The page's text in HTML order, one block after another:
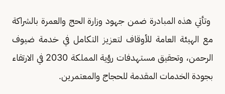
وتأتي هذه المبادرة ضمن جهود وزارة الحج والعمرة بالشراكة
مع الهيئة العامة للأوقاف لتعزيز التكامل في خدمة ضيوف
الرحمن، وتحقيق مستهدفات رؤية المملكة 2030 في الارتقاء
بجودة الخدمات المقدمة للحجاج والمعتمرين.